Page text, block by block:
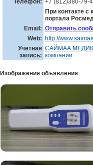
Телефон: +7 (812)380-79-
При контакте
портала
Email: Отправить
Web: http://
Учетная
запись:
САЙМАА
компании
Изображения объявления